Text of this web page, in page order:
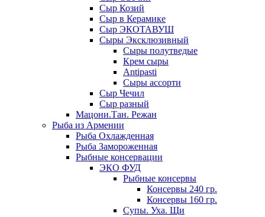
Сыр Козий
Сыр в Керамике
Сыр ЭКОТАВУШ
Сыры Эксклюзивный
Сыры полутведые
Крем сыры
Antipasti
Сыры ассорти
Сыр Чечил
Сыр разный
Мацони.Тан. Режан
Рыба из Армении
Рыба Охлажденная
Рыба Замороженная
Рыбные консервации
ЭКО ФУД
Рыбные консервы
Консервы 240 гр.
Консервы 160 гр.
Супы. Уха. Щи